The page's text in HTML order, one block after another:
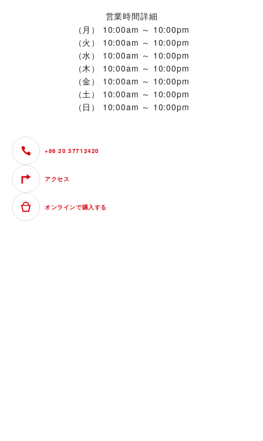
営業時間詳細
（月）
10:00am ～ 10:00pm
（火）
10:00am ～ 10:00pm
（水）
10:00am ～ 10:00pm
（木）
10:00am ～ 10:00pm
（金）
10:00am ～ 10:00pm
（土）
10:00am ～ 10:00pm
（日）
10:00am ～ 10:00pm
+86 20 37712420
アクセス
オンラインで購入する